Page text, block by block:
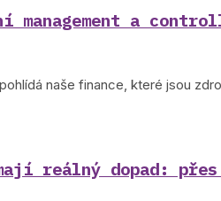
management a
naše finance, které jsou
reálný dopad: